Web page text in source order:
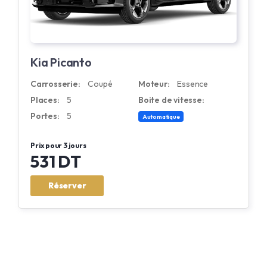
Kia Picanto
Carrosserie:
Coupé
Places:
5
Portes:
5
Moteur:
Essence
Boite de vitesse:
Automatique
Prix pour 3 jours
531 DT
Réserver